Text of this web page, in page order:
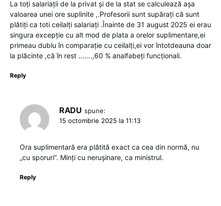
La toți salariații de la privat și de la stat se calculează așa
valoarea unei ore suplinite ,.Profesorii sunt supărați că sunt
plătiți ca toti ceilalți salariați .Înainte de 31 august 2025 ei erau
singura excepție cu alt mod de plata a orelor suplimentare,ei
primeau dublu în comparație cu ceilalți,ei vor întotdeauna doar
la plăcinte ,că în rest …….,60 % analfabeți funcționali.
Reply
RADU spune:
15 octombrie 2025 la 11:13
Ora suplimentară era plătită exact ca cea din normă, nu
„cu sporuri”. Minți cu nerușinare, ca ministrul.
Reply